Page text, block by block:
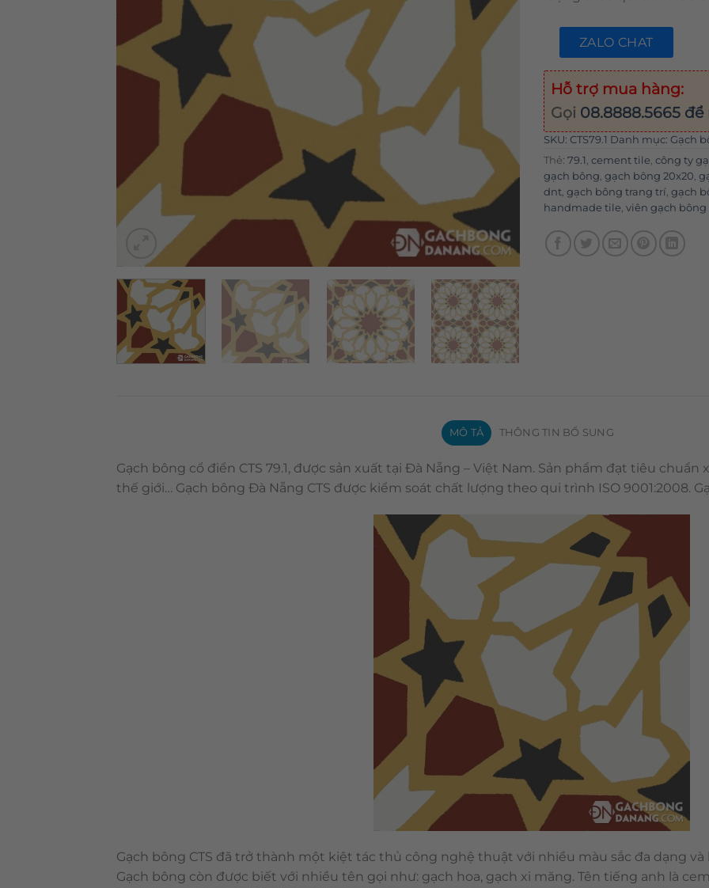
ZALO CHAT
Hỗ trợ mua hàng:
Gọi 08.8888.5665 để
SKU: CTS79.1 Danh mục: Gạch
Thẻ: 79.1 , cement tile, công ty
gạch bông, gạch bông 20x20,
dnt, gạch bông trang trí, gạch
handmade tile, viên gạch
MÔ TẢ THÔNG TIN BỔ SUNG
Gạch bông cổ điển CTS 79.1, được sản xuất tại Đà Nẵng – Việt Nam. Sản phẩm đạt tiêu
thế giới… Gạch bông Đà Nẵng CTS được kiểm soát chất lượng theo qui trình ISO 9001:2008.
Gạch bông CTS đã trở thành một kiệt tác thủ công nghệ thuật với nhiều màu sắc đa dạng và
Gạch bông còn được biết với nhiều tên gọi như: gạch hoa, gạch xi măng. Tên tiếng anh là